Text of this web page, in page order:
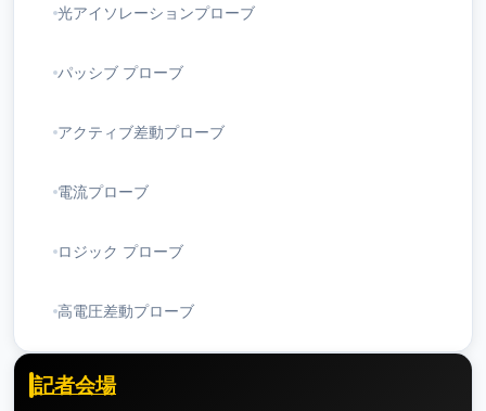
光アイソレーションプローブ
パッシブ プローブ
アクティブ差動プローブ
電流プローブ
ロジック プローブ
高電圧差動プローブ
記者会場